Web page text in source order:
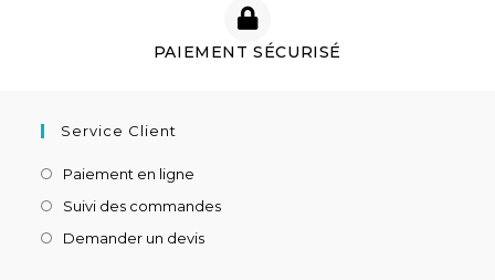
PAIEMENT SÉCURISÉ
Service Client
Paiement en ligne
Suivi des commandes
Demander un devis